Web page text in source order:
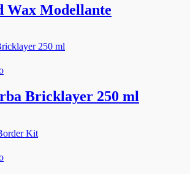
Wax Modellante
Bricklayer 250 ml